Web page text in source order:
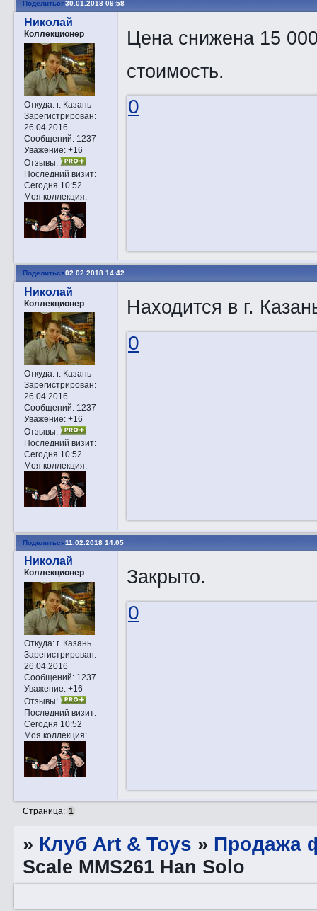
Поделиться30.01.2018 09:58
Николай
Коллекционер
Откуда:г. Казань
Зарегистрирован:
26.04.2016
Сообщений:1237
Уважение: +16
Отзывы:
Последний визит:
Сегодня 10:52
Моя коллекция:
Цена снижена 15
стоимость.
0
Поделиться02.02.2018 14:42
Николай
Коллекционер
Откуда:г. Казань
Зарегистрирован:
26.04.2016
Сообщений:1237
Уважение: +16
Отзывы:
Последний визит:
Сегодня 10:52
Моя коллекция:
Находится в г.
0
Поделиться11.02.2018 14:05
Николай
Коллекционер
Откуда:г. Казань
Зарегистрирован:
26.04.2016
Сообщений:1237
Уважение: +16
Отзывы:
Последний визит:
Сегодня 10:52
Моя коллекция:
Закрыто.
0
Страница: 1
» Клуб Art & Toys » Продажа
Scale MMS261 Han Solo